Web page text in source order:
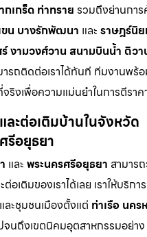
กเกร็ด ท่าทราย รวมถึงย่านการ
น บางรักพัฒนา และ ราษฎร์นิ
งามวงศ์วาน สนามบินน้ำ ติว
รถติดต่อเราได้ทันที ทีมงานพร้อ
ริงเพื่อความแม่นยำในการตีราค
ละต่อเติมบ้านในจังหวัด
รีอยุธยา
และ พระนครศรีอยุธยา สามาร
ต่อเติมของเราได้เลย เราให้บริ
ละชุมชนเมืองตั้งแต่ ท่าเรือ นคร
จนถึงเขตนิคมอุตสาหกรรมอย่าง